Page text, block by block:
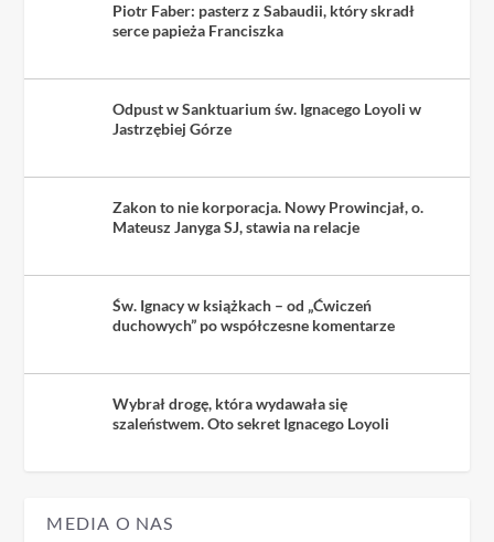
Piotr Faber: pasterz z Sabaudii, który skradł
serce papieża Franciszka
Odpust w Sanktuarium św. Ignacego Loyoli w
Jastrzębiej Górze
Zakon to nie korporacja. Nowy Prowincjał, o.
Mateusz Janyga SJ, stawia na relacje
Św. Ignacy w książkach – od „Ćwiczeń
duchowych” po współczesne komentarze
Wybrał drogę, która wydawała się
szaleństwem. Oto sekret Ignacego Loyoli
MEDIA O NAS